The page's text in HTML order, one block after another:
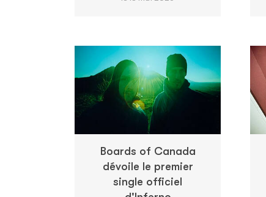
Boards of Canada
dévoile le premier
single officiel